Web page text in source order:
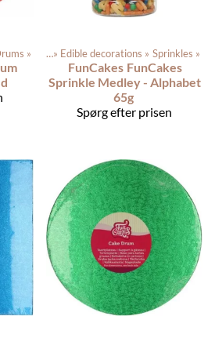
‪» ‪» Edible decorations ‪» Sprinkles ‪»
FunCakes FunCakes
Sprinkle Medley - Alphabet
65g
Spørg efter prisen